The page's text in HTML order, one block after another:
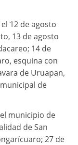
12 de agosto
13 de agosto
14 de
esquina con
de Uruapan,
de
municipio de
de San
27 de